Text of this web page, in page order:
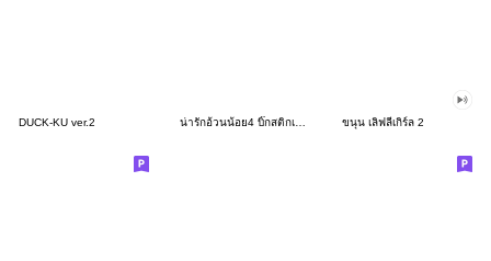
DUCK-KU ver.2 ขนุน เลิฟลี่เกิร์ล 2